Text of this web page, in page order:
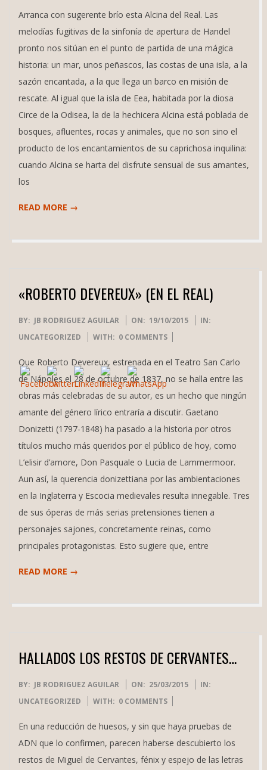
Arranca con sugerente brío esta Alcina del Real. Las
melodías fugitivas de la sinfonía de apertura de Handel
pronto nos sitúan en el punto de partida de una mágica
historia: un mar, unos peñascos, las costas de una isla, a la
sazón encantada, a la que llega un barco en misión de
rescate. Al igual que la isla de Eea, habitada por la diosa
Circe de la Odisea, la de la hechicera Alcina está poblada de
bosques, afluentes, rocas y animales, que no son sino el
producto de los encantamientos de su caprichosa inquilina:
cuando Alcina se harta del disfrute sensual de sus amantes,
los
READ MORE →
«ROBERTO DEVEREUX» (EN EL REAL)
2015-
10-
BY: JB RODRIGUEZ AGUILAR ON: 19/10/2015
IN:
UNCATEGORIZED
WITH: 0 COMMENTS
Que Roberto Devereux, estrenada en el Teatro San Carlo
de Nápoles el 28 de octubre de 1837, no se halla entre las
obras más celebradas de su autor, es un hecho que ningún
amante del género lírico entraría a discutir. Gaetano
Donizetti (1797-1848) ha pasado a la historia por otros
títulos mucho más queridos por el público de hoy, como
L’elisir d’amore, Don Pasquale o Lucia de Lammermoor.
Aun así, la querencia donizettiana por las ambientaciones
en la Inglaterra y Escocia medievales resulta innegable. Tres
de sus óperas de más serias pretensiones tienen a
personajes sajones, concretamente reinas, como
principales protagonistas. Esto sugiere que, entre
READ MORE →
HALLADOS LOS RESTOS DE CERVANTES…
2015-
03-
BY: JB RODRIGUEZ AGUILAR ON: 25/03/2015
IN:
UNCATEGORIZED
WITH: 0 COMMENTS
En una reducción de huesos, y sin que haya pruebas de
ADN que lo confirmen, parecen haberse descubierto los
restos de Miguel de Cervantes, fénix y espejo de las letras